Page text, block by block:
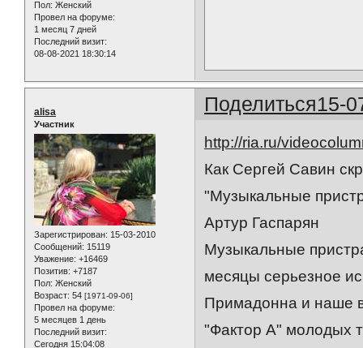
Пол: Женский
Провел на форуме:
1 месяц 7 дней
Последний визит:
08-08-2021 18:30:14
Поделиться15-
alisa
Участник
Зарегистрирован: 15-03-2010
Сообщений: 15119
Уважение: +16469
Позитив: +7187
Пол: Женский
Возраст: 54 [1971-09-06]
Провел на форуме:
5 месяцев 1 день
Последний визит:
Сегодня 15:04:08
http://ria.ru/
Как Сергей Савин
"Музыкальные
Артур Гаспарян
Музыкальные
месяцы серьезное
Примадонна и наше
"Фактор А" молодых